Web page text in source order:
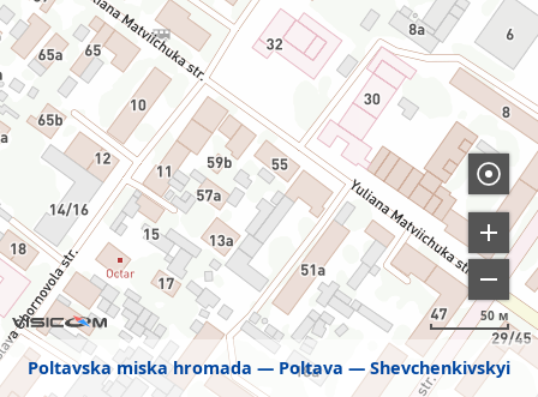
Poltavska miska hromada Poltava Shevchenkivskyi
50 м